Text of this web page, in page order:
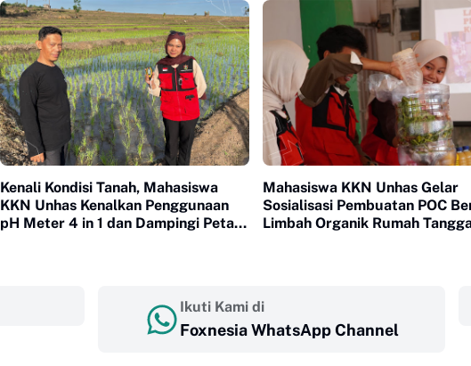
Kenali Kondisi Tanah, Mahasiswa
KKN Unhas Kenalkan Penggunaan
pH Meter 4 in 1 dan Dampingi Petani
Mahasiswa KKN Unhas Gelar
Sosialisasi Pembuatan POC
Limbah Organik Rumah
Ikuti Kami di
Foxnesia WhatsApp Channel